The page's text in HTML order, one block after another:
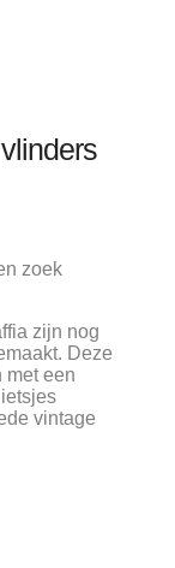
zoek
zijn nog
Deze
met een
vintage